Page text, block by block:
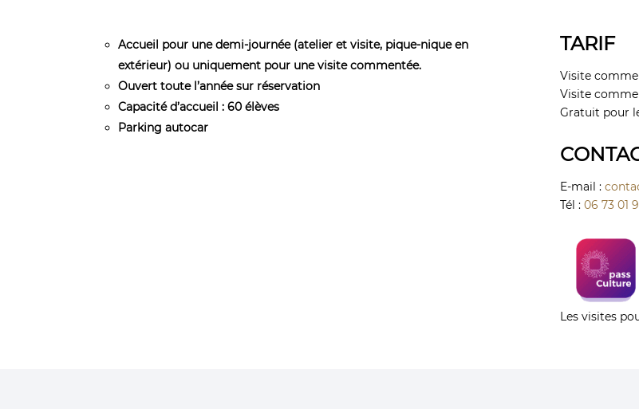
Accueil pour une demi-journée (atelier et visite, pique-nique en
extérieur) ou uniquement pour une visite commentée.
Ouvert toute l’année sur réservation
Capacité d’accueil : 60 élèves
Parking autocar
TARIF
Visite
Visite
Gratuit pour
E-mail :
Tél : 06 73 01
Les visites